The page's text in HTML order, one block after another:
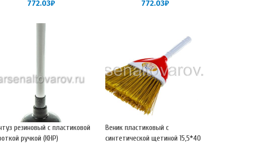
772.03₽ 772.03₽
резиновый с пластиковой
ручкой (КНР)
Веник пластиковый с
синтетической щетиной 15,5*40